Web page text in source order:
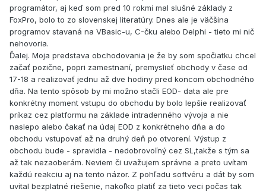
programátor, aj keď som pred 10 rokmi mal slušné základy z
FoxPro, bolo to zo slovenskej literatúry. Dnes ale je väčšina
programov stavaná na VBasic-u, C-čku alebo Delphi - tieto mi nič
nehovoria.
Ďalej. Moja predstava obchodovania je že by som spočiatku chcel
začať pozične, popri zamestnaní, premyslieť obchody v čase od
17-18 a realizovať jednu až dve hodiny pred koncom obchodného
dňa. Na tento spôsob by mi možno stačli EOD- data ale pre
konkrétny moment vstupu do obchodu by bolo lepšie realizovať
príkaz cez platformu na základe intradenného vývoja a nie
naslepo alebo čakať na údaj EOD z konkrétneho dňa a do
obchodu vstupovať až na druhý deň po otvorení. Výstup z
obchodu bude - spravidla - nedobrovoľný cez SL,takže s tým sa
až tak nezaoberám. Neviem či uvažujem správne a preto uvítam
každú reakciu aj na tento názor. Z pohľadu softvéru a dát by som
uvítal bezplatné riešenie, nakoľko platiť za tieto veci počas tak